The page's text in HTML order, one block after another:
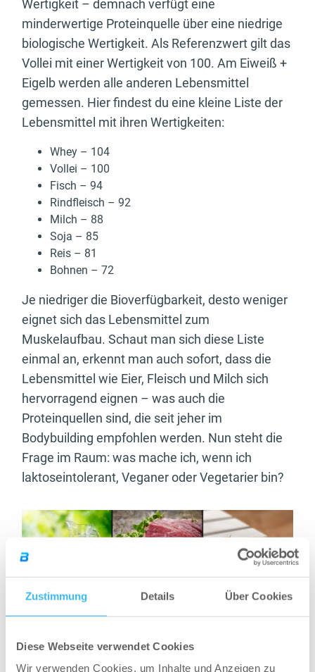
Zustimmung Details Über Cookies
Diese Webseite verwendet Cookies
Wir verwenden Cookies, um Inhalte und Anzeigen zu
Wertigkeit – demnach verfügt eine
minderwertige Proteinquelle über eine niedrige
biologische Wertigkeit. Als Referenzwert gilt das
Vollei mit einer Wertigkeit von 100. Am Eiweiß +
Eigelb werden alle anderen Lebensmittel
gemessen. Hier findest du eine kleine Liste der
Lebensmittel mit ihren Wertigkeiten:
Whey – 104
Vollei – 100
Fisch – 94
Rindfleisch – 92
Milch – 88
Soja – 85
Reis – 81
Bohnen – 72
Je niedriger die Bioverfügbarkeit, desto weniger
eignet sich das Lebensmittel zum
Muskelaufbau. Schaut man sich diese Liste
einmal an, erkennt man auch sofort, dass die
Lebensmittel wie Eier, Fleisch und Milch sich
hervorragend eignen – was auch die
Proteinquellen sind, die seit jeher im
Bodybuilding empfohlen werden. Nun steht die
Frage im Raum: was mache ich, wenn ich
laktoseintolerant, Veganer oder Vegetarier bin?